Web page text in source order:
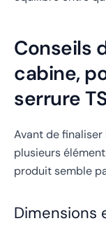
Conseils
cabine,
serrure
Avant de finaliser
plusieurs
produit semble